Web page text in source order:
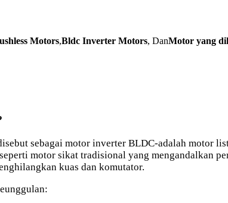
Motors,Bldc Inverter Motors, DanMotor yang
sebagai motor inverter BLDC-adalah motor
motor sikat tradisional yang mengandalkan
kuas dan komutator.